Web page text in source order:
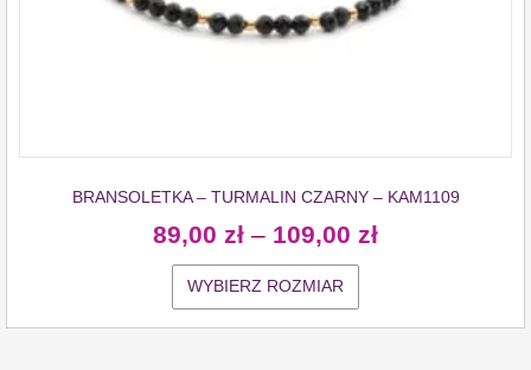
BRANSOLETKA – TURMALIN CZARNY – KAM1109
89,00 zł – 109,00 zł
WYBIERZ ROZMIAR